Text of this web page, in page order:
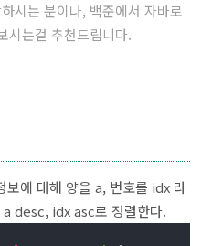
시는 분이나, 백준에서 자바로
시는걸 추천드립니다.
보에 대해 양을 a, 번호를 idx 라
a desc, idx asc로 정렬한다.